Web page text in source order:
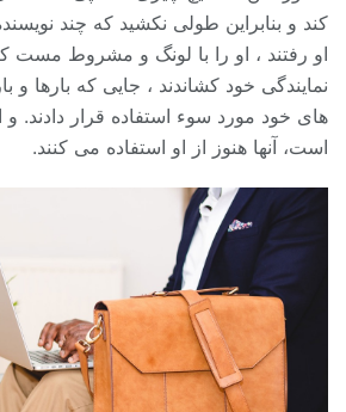
کند و بنابراین طولی نکشید که چند
او رفتند ، او را با لونگ و مشروط مست
نمایندگی خود کشاندند ، جایی که بارها و
های خود مورد سوء استفاده قرار دادند. و
است، آنها هنوز از او استفاده می کنند.